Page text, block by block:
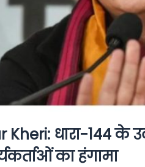
धारा-144 के
का हंगामा